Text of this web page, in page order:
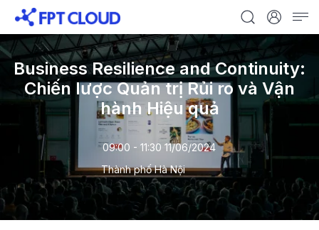
Business Resilience and Continuity:
Chiến lược Quản trị Rủi ro và Vận
hành Hiệu quả
09:00 - 11:30 11/06/2024
Thành phố Hà Nội